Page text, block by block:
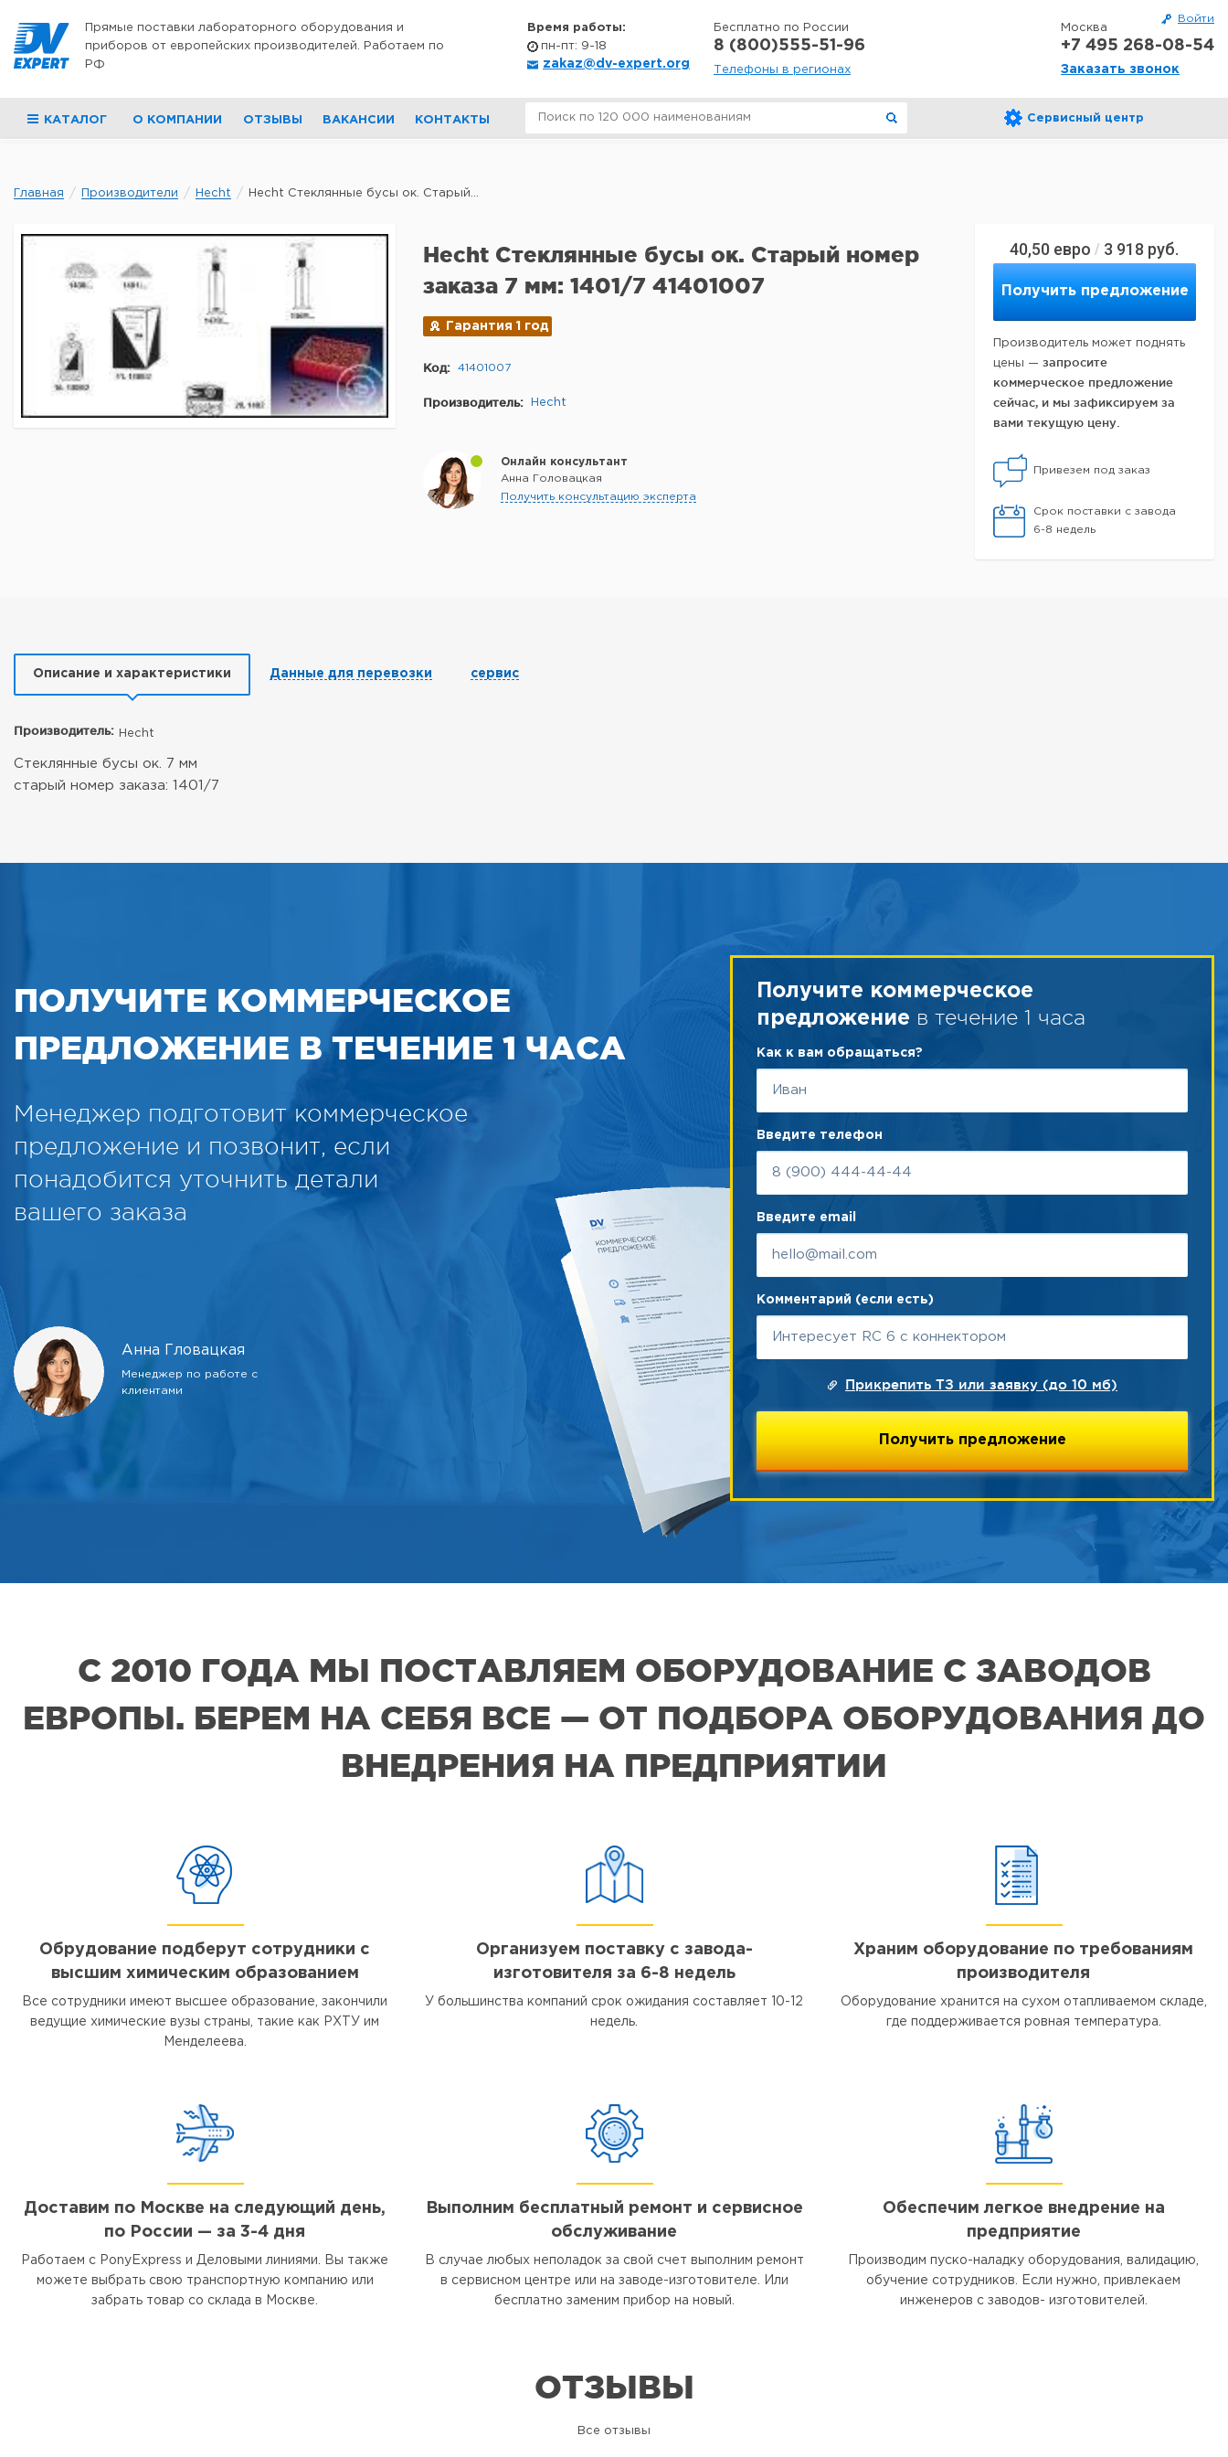
Войти
Прямые поставки лабораторного оборудования и
приборов от европейских производителей. Работаем по
РФ
Время работы:
пн-пт: 9-18
zakaz@dv-expert.org
Бесплатно по России
8 (800)555-51-96
Телефоны в регионах
Москва
+7 495 268-08-54
Заказать звонок
КАТАЛОГ О КОМПАНИИ ОТЗЫВЫ ВАКАНСИИ КОНТАКТЫ Сервисный центр
Главная Производители Hecht Hecht Стеклянные бусы ок. Старый...
40,50 евро / 3 918 руб.
Получить предложение
Производитель может поднять
цены — запросите
коммерческое предложение
сейчас, и мы зафиксируем за
вами текущую цену.
Привезем под заказ
Срок поставки с завода
6-8 недель
Hecht Стеклянные бусы ок. Старый номер
заказа 7 мм: 1401/7 41401007
Гарантия 1 год
Код: 41401007
Производитель: Hecht
Онлайн консультант
Анна Головацкая
Получить консультацию эксперта
Описание и характеристики Данные для перевозки сервис
Производитель: Hecht
Стеклянные бусы ок. 7 мм
старый номер заказа: 1401/7
ПОЛУЧИТЕ КОММЕРЧЕСКОЕ
ПРЕДЛОЖЕНИЕ В ТЕЧЕНИЕ 1 ЧАСА
Менеджер подготовит коммерческое
предложение и позвонит, если
понадобится уточнить детали
вашего заказа
Анна Гловацкая
Менеджер по работе с
клиентами
Получите коммерческое
предложение в течение 1 часа
Как к вам обращаться?
Введите телефон
Введите email
Комментарий (если есть)
Прикрепить ТЗ или заявку (до 10 мб)
С 2010 ГОДА МЫ ПОСТАВЛЯЕМ ОБОРУДОВАНИЕ С ЗАВОДОВ
ЕВРОПЫ. БЕРЕМ НА СЕБЯ ВСЕ — ОТ ПОДБОРА ОБОРУДОВАНИЯ ДО
ВНЕДРЕНИЯ НА ПРЕДПРИЯТИИ
Обрудование подберут сотрудники с
высшим химическим образованием
Все сотрудники имеют высшее образование, закончили
ведущие химические вузы страны, такие как РХТУ им
Менделеева.
Организуем поставку с завода-
изготовителя за 6-8 недель
У большинства компаний срок ожидания составляет 10-12
недель.
Храним оборудование по требованиям
производителя
Оборудование хранится на сухом отапливаемом складе,
где поддерживается ровная температура.
Доставим по Москве на следующий день,
по России — за 3-4 дня
Работаем с PonyExpress и Деловыми линиями. Вы также
можете выбрать свою транспортную компанию или
забрать товар со склада в Москве.
Выполним бесплатный ремонт и сервисное
обслуживание
В случае любых неполадок за свой счет выполним ремонт
в сервисном центре или на заводе-изготовителе. Или
бесплатно заменим прибор на новый.
Обеспечим легкое внедрение на
предприятие
Производим пуско-наладку оборудования, валидацию,
обучение сотрудников. Если нужно, привлекаем
инженеров с заводов- изготовителей.
ОТЗЫВЫ
Все отзывы